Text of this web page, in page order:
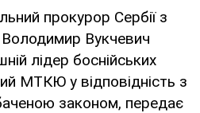
прокурор Сербії з
Володимир Вукчевич
лідер боснійських
МТКЮ у відповідність з
законом, передає